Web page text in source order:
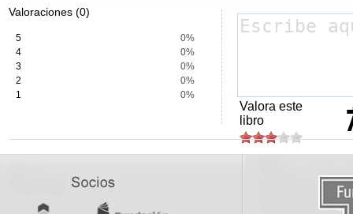
Valoraciones (0)
5
0%
4
0%
3
0%
2
0%
1
0%
Valora este
libro